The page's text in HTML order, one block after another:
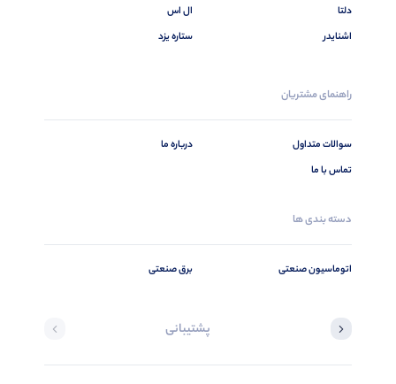
دلتا
اشنایدر
ال اس
ستاره یزد
راهنمای مشتریان
سوالات متداول
تماس با ما
درباره ما
دسته بندی ها
اتوماسیون صنعتی برق صنعتی
پشتیبانی